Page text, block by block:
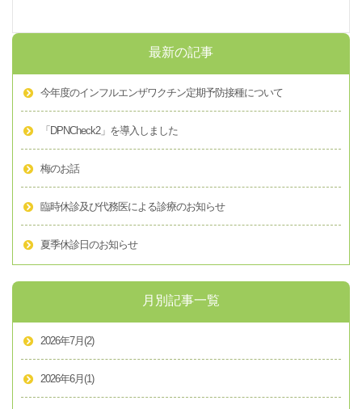
最新の記事
今年度のインフルエンザワクチン定期予防接種について
「DPNCheck2」を導入しました
梅のお話
臨時休診及び代務医による診療のお知らせ
夏季休診日のお知らせ
月別記事一覧
2026年7月 (2)
2026年6月 (1)